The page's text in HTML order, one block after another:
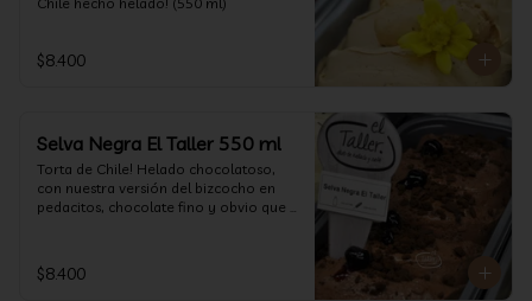
$8.400
Selva Negra El Taller 550 ml
Torta de Chile! Helado chocolatoso,
con nuestra versión del bizcocho en
pedacitos, chocolate fino y obvio que
$8.400